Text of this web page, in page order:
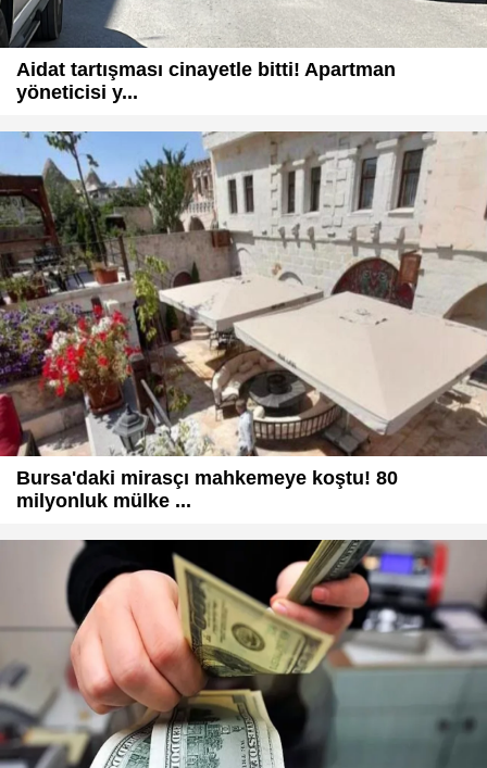
Aidat tartışması cinayetle bitti! Apartman
yöneticisi y...
Bursa'daki mirasçı mahkemeye koştu! 80
milyonluk mülke ...